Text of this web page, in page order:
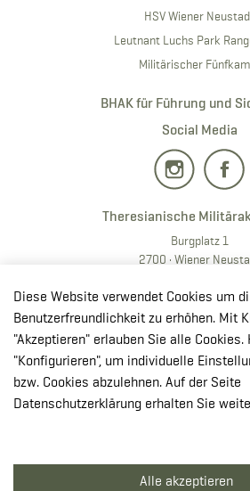
HSV Wiener
Leutnant Luchs Park
Militärischer
BHAK für Führung und
Social Media
Theresianische
Burgplatz 1
2700 · Wiener
T:+43 50201 20
E:redaktion.milak
In OpenStreetMap
↳ Route mit GoogleMaps
Diese Website verwendet Cookies um
Benutzerfreundlichkeit zu erhöhen. Mit
"Akzeptieren" erlauben Sie alle
"Konfigurieren", um individuelle
bzw. Cookies abzulehnen. Auf der Seite
Datenschutzerklärung erhalten Sie
Alle akzeptieren